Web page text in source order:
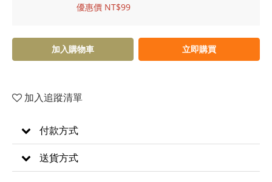
優惠價 NT$99
加入購物車 立即購買
加入追蹤清單
付款方式
送貨方式